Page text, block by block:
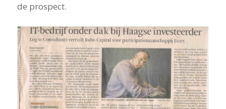
de prospect.